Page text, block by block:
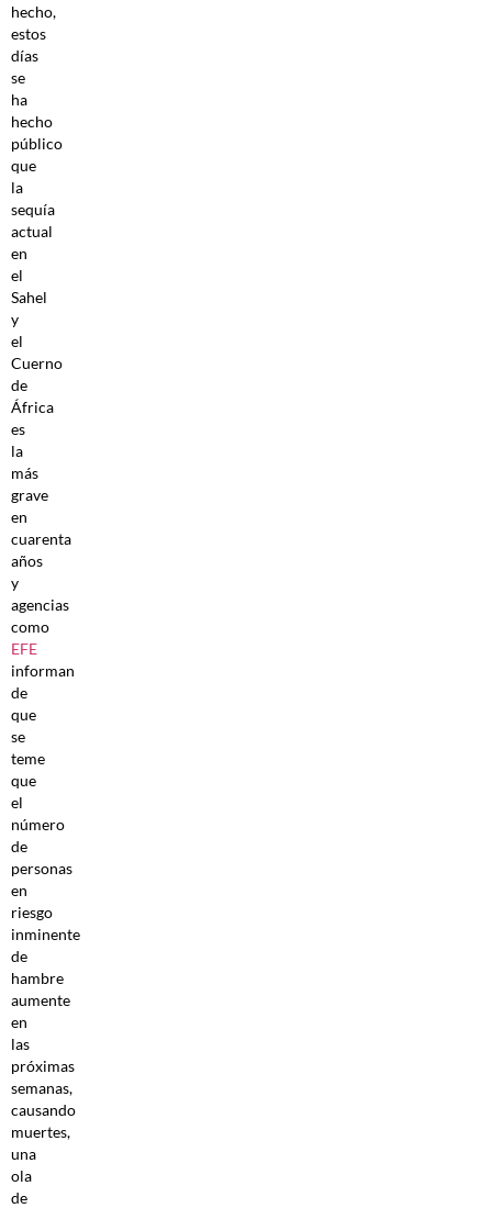
hecho,
estos
días
se
ha
hecho
público
que
la
sequía
actual
en
el
Sahel
y
el
Cuerno
de
África
es
la
más
grave
en
cuarenta
años
y
agencias
como
EFE
informan
de
que
se
teme
que
el
número
de
personas
en
riesgo
inminente
de
hambre
aumente
en
las
próximas
semanas,
causando
muertes,
una
ola
de